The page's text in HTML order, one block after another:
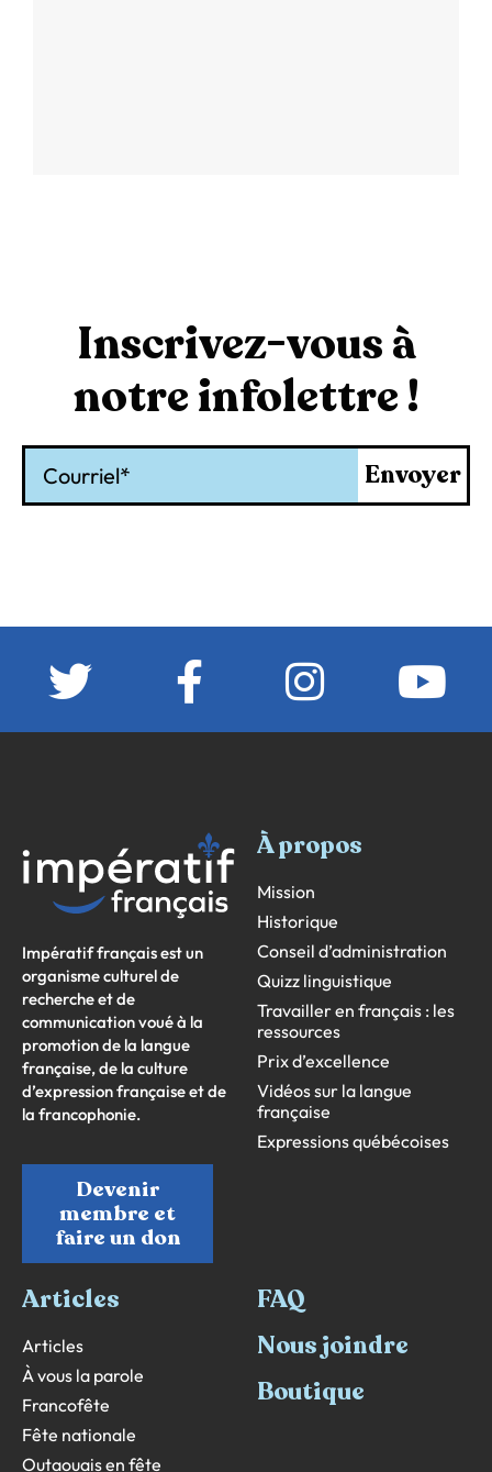
Inscrivez-vous à
notre infolettre !
Envoyer
Impératif français est un
organisme culturel de
recherche et de
communication voué à la
promotion de la langue
française, de la culture
d’expression française et de
la francophonie.
Devenir
membre et
faire un don
À propos
Mission
Historique
Conseil d’administration
Quizz linguistique
Travailler en français : les
ressources
Prix d’excellence
Vidéos sur la langue
française
Expressions québécoises
Articles
Articles
À vous la parole
Francofête
Fête nationale
Outaouais en fête
FAQ
Nous joindre
Boutique